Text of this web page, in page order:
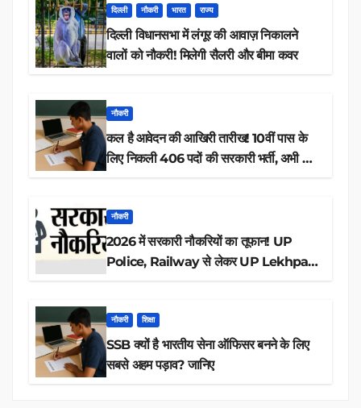
दिल्ली नौकरी भारत राज्य
दिल्ली विधानसभा में लंगूर की आवाज़ निकालने
वालों को नौकरी! मिलेगी सैलरी और बीमा कवर
नौकरी
कल है आवेदन की आखिरी तारीख! 10वीं पास के
लिए निकली 406 पदों की सरकारी भर्ती, अभी करें
नौकरी
2026 में सरकारी नौकरियों का तूफान! UP
Police, Railway से लेकर UP Lekhpal
नौकरी शिक्षा
SSB क्यों है भारतीय सेना ऑफिसर बनने के लिए
सबसे अहम पड़ाव? जानिए